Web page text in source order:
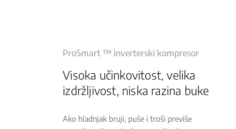
ProSmart ™ inverterski kompresor
Visoka učinkovitost, velika
izdržljivost, niska razina buke
Ako hladnjak bruji, puše i troši previše